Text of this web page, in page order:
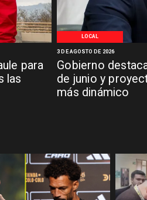
para
las
LOCAL
Gobierno
de junio y
más dinámico
3 DE AGOSTO DE 2026